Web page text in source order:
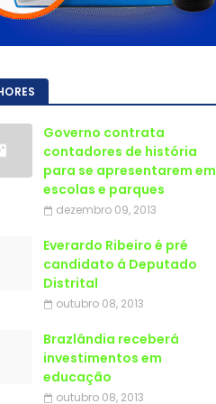
Governo contrata
contadores de história
para se apresentarem em
escolas e parques
dezembro 09, 2013
Everardo Ribeiro é pré
candidato á Deputado
Distrital
outubro 08, 2013
Brazlândia receberá
investimentos em
educação
outubro 08, 2013